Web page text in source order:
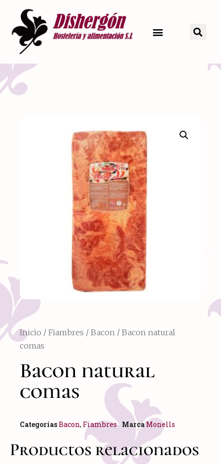
Inicio / Fiambres / Bacon / Bacon natural
comas
Bacon natural
comas
CategoríasBacon, Fiambres MarcaMonells
Productos relacionados